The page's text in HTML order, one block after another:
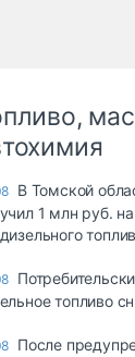
В Томской
1 млн руб.
топливо
После